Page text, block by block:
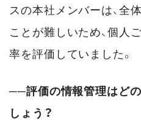
スの本社メンバーは、全
ことが難しいため、個人
率を評価していました。
──評価の情報管理はど
しょう？